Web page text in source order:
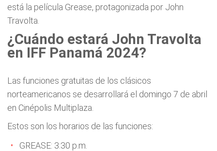
está la película Grease, protagonizada por John
Travolta.
¿Cuándo estará John Travolta
en IFF Panamá 2024?
Las funciones gratuitas de los clásicos
norteamericanos se desarrollará el domingo 7 de abril
en Cinépolis Multiplaza.
Estos son los horarios de las funciones:
GREASE: 3:30 p.m.